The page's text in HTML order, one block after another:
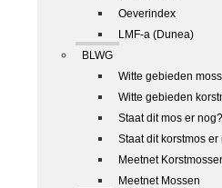
Oeverindex
LMF-a (Dunea)
BLWG
Witte gebieden
Witte gebieden
Staat dit mos er nog?
Staat dit korstmos er
Meetnet
Meetnet Mossen